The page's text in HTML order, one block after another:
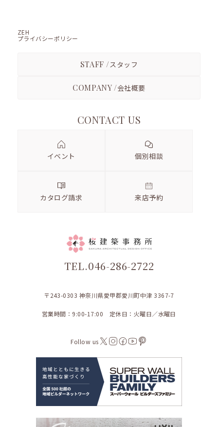
ZEH
プライバシーポリシー
STAFF /スタッフ
COMPANY /会社概要
CONTACT US
イベント 個別相談
カタログ請求 来店予約
TEL.046-286-2722
〒243-0303 神奈川県愛甲郡愛川町中津 3367-7
営業時間：9:00-17:00 定休日：火曜日／水曜日
Follow us